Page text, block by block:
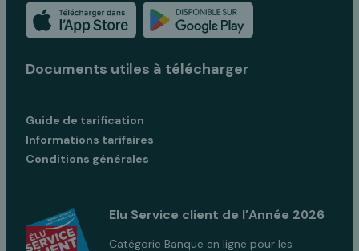
Documents utiles à télécharger
Guide de tarification
Informations tarifaires
Conditions générales
Elu Service client de l’Année 2026
Catégorie Banque en ligne pour les